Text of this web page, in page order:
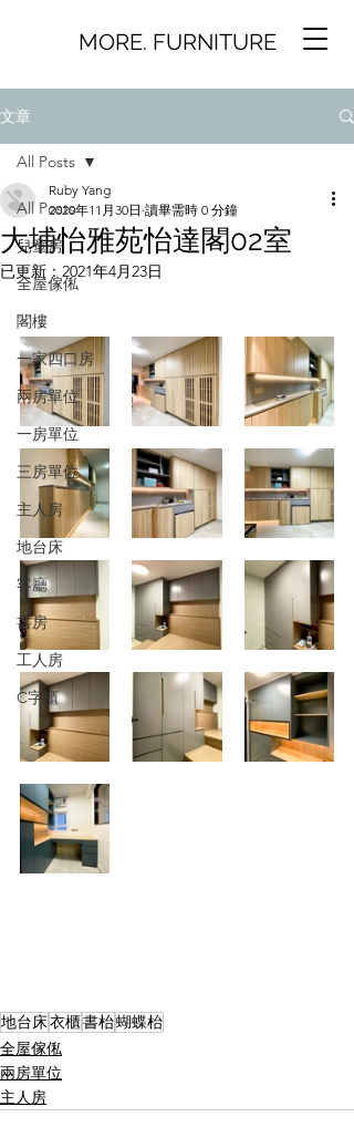
MORE. FURNITURE
文章
All Posts
兒童房
全屋傢俬
閣樓
一家四口房
兩房單位
一房單位
三房單位
主人房
地台床
客廳
書房
工人房
C字櫃
All Posts
大埔怡雅苑怡達閣02室
Ruby Yang
2020年11月30日 讀畢需時 0 分鐘
已更新： 2021年4月23日
地台床衣櫃書枱蝴蝶枱
全屋傢俬
兩房單位
主人房